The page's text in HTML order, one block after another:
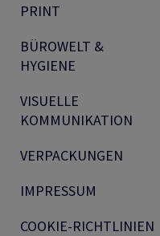
PRINT
BÜROWELT &
HYGIENE
VISUELLE
KOMMUNIKATION
VERPACKUNGEN
IMPRESSUM
COOKIE-RICHTLINIEN